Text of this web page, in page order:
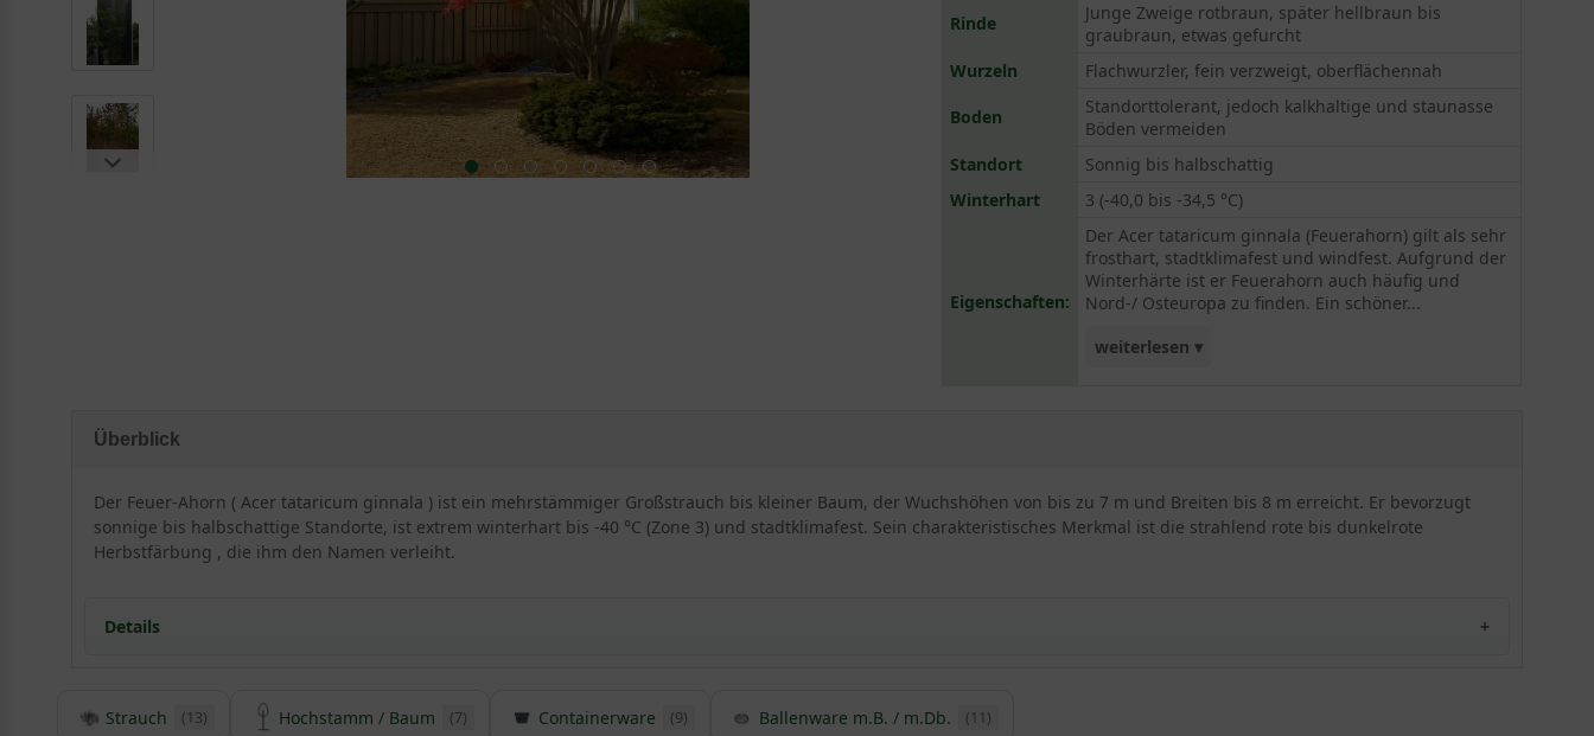
Rinde
Junge Zweige rotbraun, später hellbraun bis
graubraun, etwas gefurcht
Wurzeln
Flachwurzler, fein verzweigt, oberflächennah
Boden
Standorttolerant, jedoch kalkhaltige und staunasse
Böden vermeiden
Standort
Sonnig bis halbschattig
Winterhart
3 (-40,0 bis -34,5 °C)
Eigenschaften:
Der Acer tataricum ginnala (Feuerahorn) gilt als sehr
frosthart, stadtklimafest und windfest. Aufgrund der
Winterhärte ist er Feuerahorn auch häufig und
Nord-/ Osteuropa zu finden. Ein schöner...
weiterlesen ▾
Überblick
Der Feuer-Ahorn ( Acer tataricum ginnala ) ist ein mehrstämmiger Großstrauch bis kleiner Baum, der Wuchshöhen von bis zu 7 m und Breiten bis 8 m erreicht. Er bevorzugt
sonnige bis halbschattige Standorte, ist extrem winterhart bis -40 °C (Zone 3) und stadtklimafest. Sein charakteristisches Merkmal ist die strahlend rote bis dunkelrote
Herbstfärbung , die ihm den Namen verleiht.
Details
Herkunft und Besonderheit des Feuerahorns / Acer tataricum ginnala
Strauch (13) Hochstamm / Baum (7) Containerware (9) Ballenware m.B. / m.Db. (11)